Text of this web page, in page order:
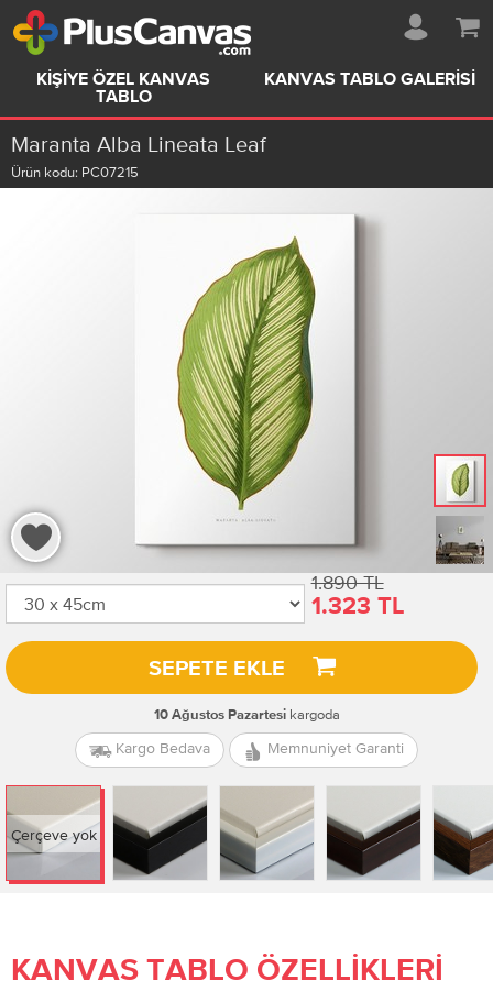
KIŞIYE ÖZEL KANVAS
TABLO
KANVAS TABLO GALERISI
Maranta Alba Lineata Leaf
Ürün kodu: PC07215
1.890 TL
1.323 TL
SEPETE EKLE
10 Ağustos Pazartesikargoda
Kargo Bedava Memnuniyet Garanti
Çerçeve yok
KANVAS TABLO ÖZELLIKLERI